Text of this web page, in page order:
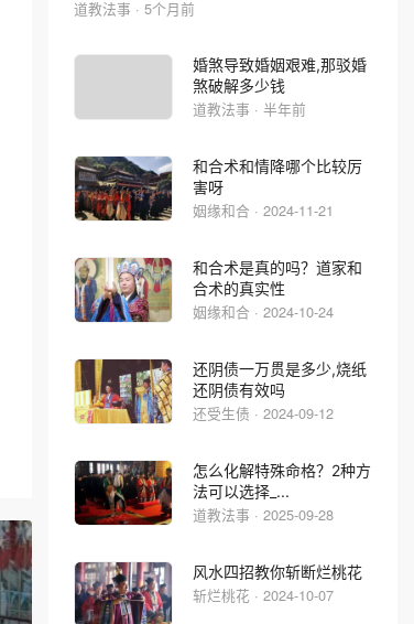
道教法事 · 5个月前
婚煞导致婚姻艰难,那驳婚
煞破解多少钱
道教法事 · 半年前
和合术和情降哪个比较厉
害呀
姻缘和合 · 2024-11-21
和合术是真的吗？道家和
合术的真实性
姻缘和合 · 2024-10-24
还阴债一万贯是多少,烧纸
还阴债有效吗
还受生债 · 2024-09-12
怎么化解特殊命格？2种方
法可以选择_...
道教法事 · 2025-09-28
风水四招教你斩断烂桃花
斩烂桃花 · 2024-10-07